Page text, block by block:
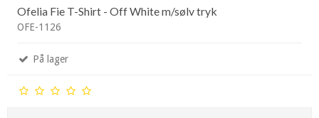
Ofelia Fie T-Shirt - Off White m/sølv tryk
OFE-1126
På lager